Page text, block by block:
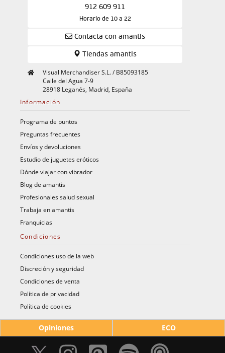
912 609 911
Horario de 10 a 22
Contacta con amantis
Tiendas amantis
Visual Merchandiser S.L. / B85093185
Calle del Agua 7-9
28918 Leganés, Madrid, España
Información
Programa de puntos
Preguntas frecuentes
Envíos y devoluciones
Estudio de juguetes eróticos
Dónde viajar con vibrador
Blog de amantis
Profesionales salud sexual
Trabaja en amantis
Franquicias
Condiciones
Condiciones uso de la web
Discreción y seguridad
Condiciones de venta
Política de privacidad
Política de cookies
Opiniones ECO